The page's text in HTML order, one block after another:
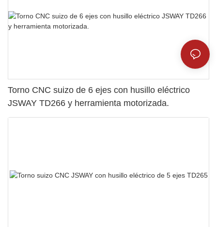
Torno CNC suizo de 6 ejes con husillo eléctrico
JSWAY TD266 y herramienta motorizada.